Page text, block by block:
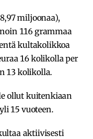
miljoonaa),
116 grammaa
kultakolikkoa
16 kolikolla per
13 kolikolla.
ollut kuitenkiaan
15 vuoteen.
aktiivisesti